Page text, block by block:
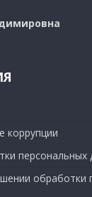
коррупции
персональных
обработки